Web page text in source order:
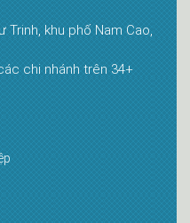
Trinh, khu phố Nam Cao,
chi nhánh trên 34+